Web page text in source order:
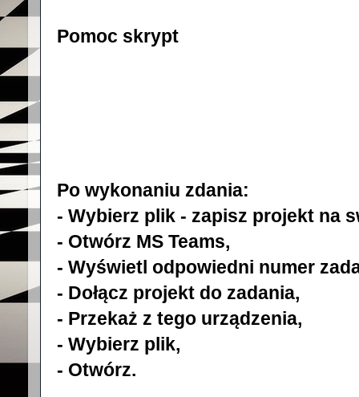
Pomoc skrypt
Po wykonaniu zdania:
- Wybierz plik - zapisz projekt na
- Otwórz MS Teams,
- Wyświetl odpowiedni numer
- Dołącz projekt do zadania,
- Przekaż z tego urządzenia,
- Wybierz plik,
- Otwórz.